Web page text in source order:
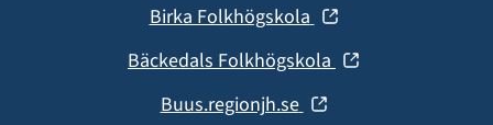
nytt
fönster)
Birka Folkhögskola (öppnas
nytt
fönster)
Bäckedals Folkhögskola (öppnas
Buus.regionjh.se (öppnas